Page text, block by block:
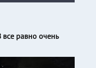
все равно очень